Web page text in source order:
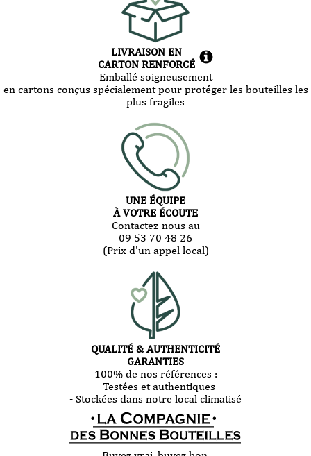
LIVRAISON EN
CARTON RENFORCÉ
Emballé soigneusement
en cartons conçus spécialement pour protéger les bouteilles les
plus fragiles
UNE ÉQUIPE
À VOTRE ÉCOUTE
Contactez-nous au
09 53 70 48 26
(Prix d'un appel local)
QUALITÉ & AUTHENTICITÉ
GARANTIES
100% de nos références :
- Testées et authentiques
- Stockées dans notre local climatisé